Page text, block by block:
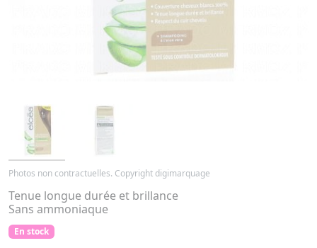
Photos non contractuelles. Copyright digimarquage
Tenue longue durée et brillance
Sans ammoniaque
En stock